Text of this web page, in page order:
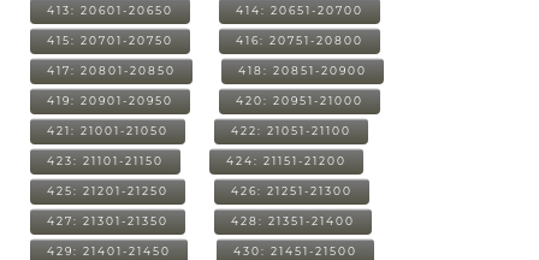
413: 20601-20650 414: 20651-20700
415: 20701-20750 416: 20751-20800
417: 20801-20850 418: 20851-20900
419: 20901-20950 420: 20951-21000
421: 21001-21050 422: 21051-21100
423: 21101-21150 424: 21151-21200
425: 21201-21250 426: 21251-21300
427: 21301-21350 428: 21351-21400
429: 21401-21450 430: 21451-21500